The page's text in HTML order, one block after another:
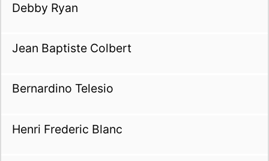
Debby Ryan
Jean Baptiste Colbert
Bernardino Telesio
Henri Frederic Blanc